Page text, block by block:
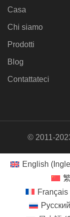
Casa
Chi siamo
Prodotti
Blog
Contattateci
© 2011-
English (
Français
Русский